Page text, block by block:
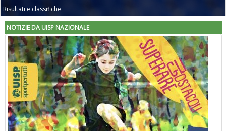
Risultati e classifiche
NOTIZIE DA UISP NAZIONALE